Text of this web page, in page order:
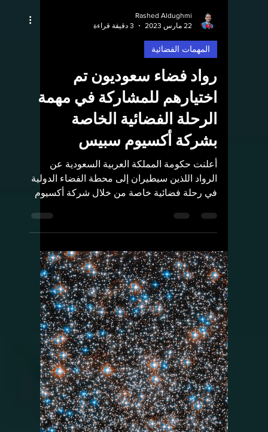
Rashed Aldughmi
22 مارس 2023
3 دقيقة قراءة
المهمات الفضائية
رواد فضاء سعوديون تم
اختيارهم للمشاركة في مهمة
الرحلة الفضائية الخاصة